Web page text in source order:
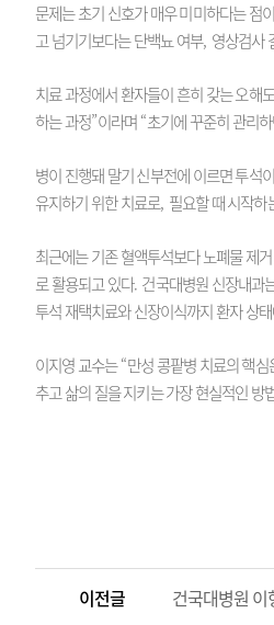
문제는 초기 신호가 매우 미미하다는 점
고 넘기기보다는 단백뇨 여부, 영상검사
치료 과정에서 환자들이 흔히 갖는 오해
하는 과정”이라며“초기에 꾸준히 관리
병이 진행돼 말기 신부전에 이르면 투석
유지하기 위한 치료로, 필요할 때 시작하
최근에는 기존 혈액투석보다 노폐물 제
로 활용되고 있다. 건국대병원 신장내과
투석 재택치료와 신장이식까지 환자 상
이지영 교수는“만성 콩팥병 치료의 핵
추고 삶의 질을 지키는 가장 현실적인 방
이전글 건국대병원